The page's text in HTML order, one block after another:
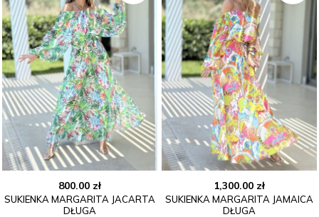
800.00 zł
SUKIENKA MARGARITA JACARTA
DŁUGA
1,300.00 zł
SUKIENKA MARGARITA JAMAICA
DŁUGA